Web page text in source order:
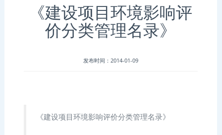
《建设项目环境影响评
价分类管理名录》
发布时间：2014-01-09
《建设项目环境影响评价分类管理名录》